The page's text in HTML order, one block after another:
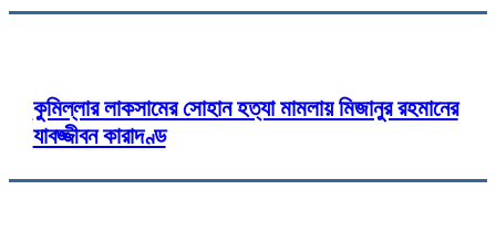
কুমিল্লার লাকসামের সোহান হত্যা মামলায় মিজানুর রহমানের
যাবজ্জীবন কারাদণ্ড